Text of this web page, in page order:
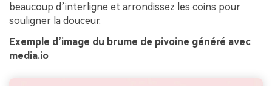
beaucoup d’interligne et arrondissez les coins pour
souligner la douceur.
Exemple d’image du brume de pivoine généré avec
media.io